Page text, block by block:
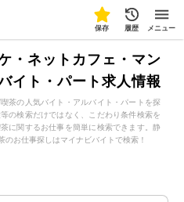
保存 履歴 メニュー
・ネットカフェ・マン
イト・パート求人情報
茶の人気バイト・アルバイト・パートを探
の検索だけではなく、こだわり条件検索を
に関するお仕事を簡単に検索できます。静
のお仕事探しはマイナビバイトで検索！